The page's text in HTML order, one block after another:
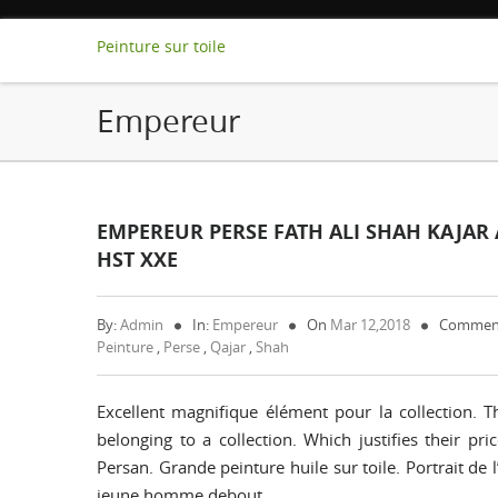
Peinture sur toile
Empereur
EMPEREUR PERSE FATH ALI SHAH
HST XXE
By:Admin In: Empereur On Mar 12,2018
Peinture , Perse , Qajar ,Shah
Excellent magnifique élément pour la collection.
belonging to a collection. Which justifies their
Persan. Grande peinture huile sur toile. Portrait de